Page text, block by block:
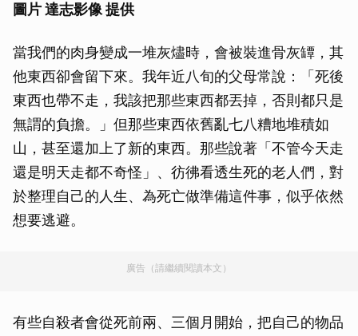
圖片 達志影像 提供
當我們的肉身變成一堆灰燼時，會被裝進骨灰罈，其
他東西卻會留下來。我年近八旬的父母常說：「死後
東西也帶不走，我該把那些東西都丟掉，否則都只是
無謂的負擔。」但那些東西依舊亂七八糟地堆積如
山，甚至還加上了新的東西。那些說著「不管今天走
還是明天走都不奇怪」、彷彿看透生死的老人們，對
於整理自己的人生、為死亡做準備這件事，似乎依然
想要逃避。
廣告（請繼續閱讀本文）
有些自殺者會從死前兩、三個月開始，把自己的物品